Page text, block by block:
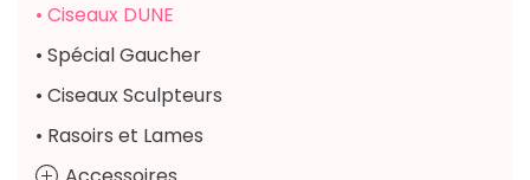
• Ciseaux DUNE
• Spécial Gaucher
• Ciseaux Sculpteurs
• Rasoirs et Lames